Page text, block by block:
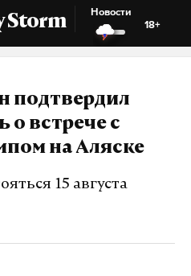
Storm
Новости
18+
подтвердил
о встрече с
на Аляске
15 августа